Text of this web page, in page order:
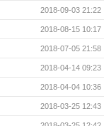
2018-09-03 21:22
2018-08-15 10:17
2018-07-05 21:58
2018-04-14 09:23
2018-04-04 10:36
2018-03-25 12:43